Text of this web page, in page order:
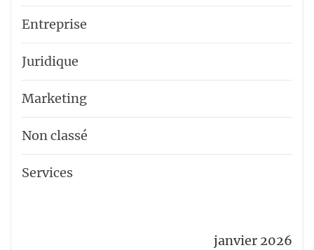
Entreprise
Juridique
Marketing
Non classé
Services
janvier 2026